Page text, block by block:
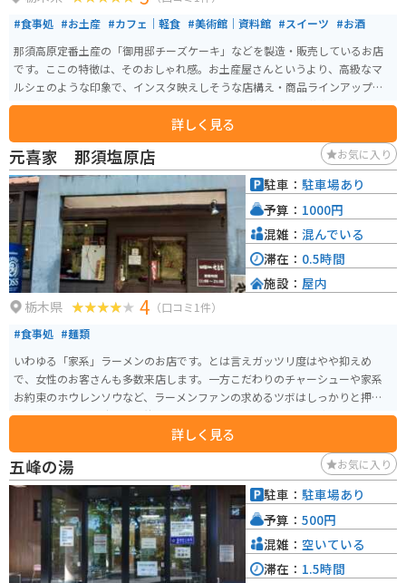
#食事処 #お土産 #カフェ｜軽食 #美術館｜資料館 #スイーツ #お酒
那須高原定番土産の「御用邸チーズケーキ」などを製造・販売しているお店
です。ここの特徴は、そのおしゃれ感。お土産屋さんというより、高級なマ
ルシェのような印象で、インスタ映えしそうな店構え・商品ラインアップ・
雰囲気・そしておしゃれな庭園と、スイーツ女子ならずとも夢中になってし
詳しく見る
元喜家 那須塩原店 お気に入り
栃木県 4 （口コミ1件）
#食事処 #麺類
いわゆる「家系」ラーメンのお店です。とは言えガッツリ度はやや抑えめ
で、女性のお客さんも多数来店します。一方こだわりのチャーシューや家系
お約束のホウレンソウなど、ラーメンファンの求めるツボはしっかりと押さ
えています。お昼時は順番待ちになりますが、回転はそこそこ速いので行列
待ちはそれほどしなくて済みます。詳しく見る
駐車： 駐車場あり
予算： 1000円
混雑： 混んでいる
滞在： 0.5時間
施設： 屋内
五峰の湯 お気に入り
駐車： 駐車場あり
予算： 500円
混雑： 空いている
滞在： 1.5時間